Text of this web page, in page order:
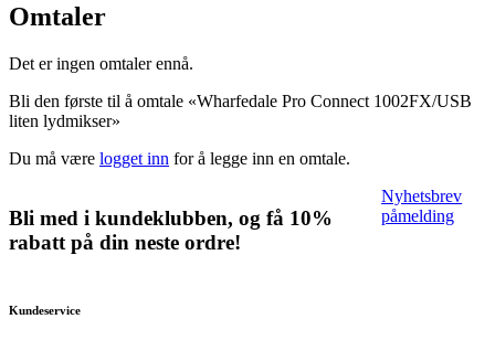
Omtaler
Det er ingen omtaler ennå.
Bli den første til å omtale «Wharfedale Pro Connect 1002FX/USB
liten lydmikser»
Du må være logget inn for å legge inn en omtale.
Bli med i kundeklubben, og få 10%
rabatt på din neste ordre!
Nyhetsbrev
påmelding
Kundeservice